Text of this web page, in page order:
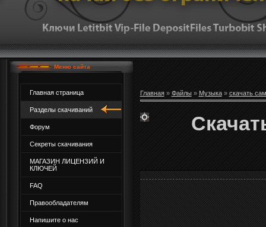
Меню сайта
Главная страница
Разделы скачиваний
Форум
Секреты скачивания
МАГАЗИН ЛИЦЕНЗИЙ И
КЛЮЧЕЙ
FAQ
Правообладателям
Напишите о нас
Главная» Файлы» Музыка» скачать